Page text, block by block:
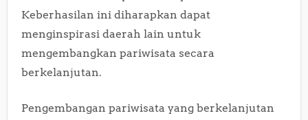
Keberhasilan ini diharapkan dapat
menginspirasi daerah lain untuk
mengembangkan pariwisata secara
berkelanjutan.
Pengembangan pariwisata yang berkelanjutan